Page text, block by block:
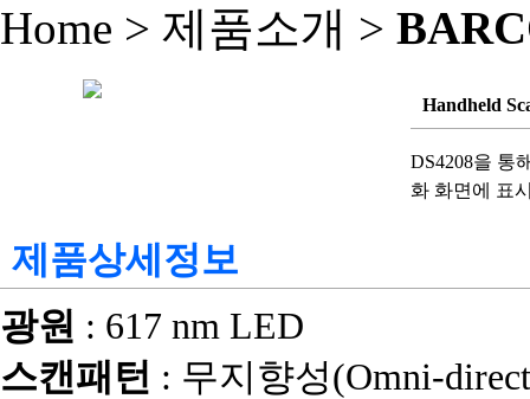
Home > 제품소개 >
Handheld
DS4208을 통
화 화면에 표
제품상세정보
광원 : 617 nm LED
스캔패턴 : 무지향성(Omni-